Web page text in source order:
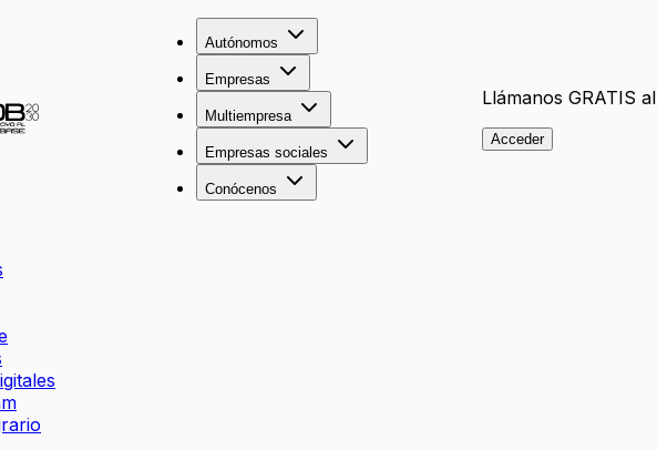
Autónomos
Empresas
Multiempresa
Empresas sociales
Conócenos
Llámanos GRATIS al
Acceder